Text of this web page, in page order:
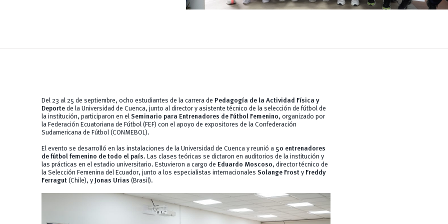
Del 23 al 25 de septiembre, ocho estudiantes de la carrera de Pedagogía de la Actividad Física y
Deportede la Universidad de Cuenca, junto al director y asistente técnico de la selección de fútbol de
la institución, participaron en el Seminario para Entrenadores de Fútbol Femenino, organizado por
la Federación Ecuatoriana de Fútbol (FEF) con el apoyo de expositores de la Confederación
Sudamericana de Fútbol (CONMEBOL).
El evento se desarrolló en las instalaciones de la Universidad de Cuenca y reunió a 50 entrenadores
de fútbol femenino de todo el país. Las clases teóricas se dictaron en auditorios de la institución y
las prácticas en el estadio universitario. Estuvieron a cargo de Eduardo Moscoso, director técnico de
la Selección Femenina del Ecuador, junto a los especialistas internacionales Solange Frosty Freddy
Ferragut(Chile), y Jonas Urias (Brasil).